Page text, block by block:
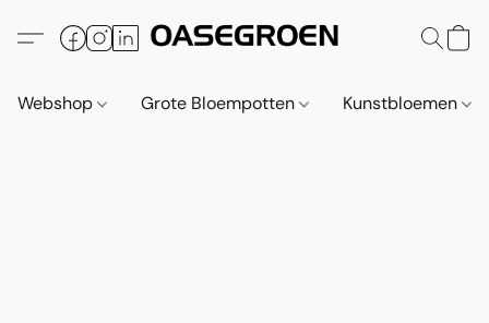
Webshop Grote Bloempotten Kunstbloemen